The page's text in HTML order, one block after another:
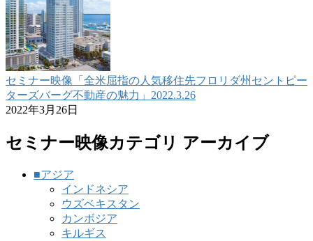
セミナー映像「全米屈指の人気移住先フロリダ州セントピー
ターズバーグ不動産の魅力」2022.3.26
2022年3月26日
セミナー映像カテゴリ アーカイブ
■アジア
インドネシア
ウズベキスタン
カンボジア
キルギス